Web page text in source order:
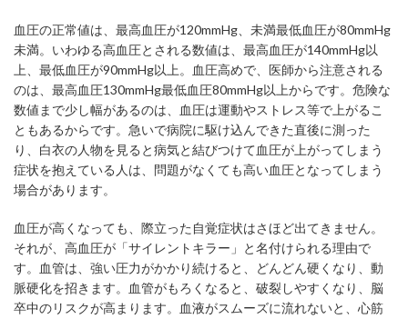
血圧の正常値は、最高血圧が120mmHg、未満最低血圧が80mmHg
未満。いわゆる高血圧とされる数値は、最高血圧が140mmHg以
上、最低血圧が90mmHg以上。血圧高めで、医師から注意される
のは、最高血圧130mmHg最低血圧80mmHg以上からです。危険な
数値まで少し幅があるのは、血圧は運動やストレス等で上がるこ
ともあるからです。急いで病院に駆け込んできた直後に測った
り、白衣の人物を見ると病気と結びつけて血圧が上がってしまう
症状を抱えている人は、問題がなくても高い血圧となってしまう
場合があります。
血圧が高くなっても、際立った自覚症状はさほど出てきません。
それが、高血圧が「サイレントキラー」と名付けられる理由で
す。血管は、強い圧力がかかり続けると、どんどん硬くなり、動
脈硬化を招きます。血管がもろくなると、破裂しやすくなり、脳
卒中のリスクが高まります。血液がスムーズに流れないと、心筋